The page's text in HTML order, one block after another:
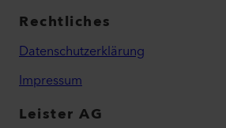
Rechtliches
Datenschutzerklärung
Impressum
Leister AG